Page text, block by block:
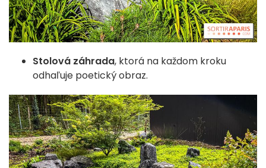
Stolová záhrada, ktorá na každom kroku
odhaľuje poetický obraz.